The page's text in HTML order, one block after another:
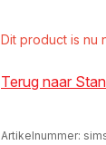
Dit product is nu
Terug naar
Artikelnummer: